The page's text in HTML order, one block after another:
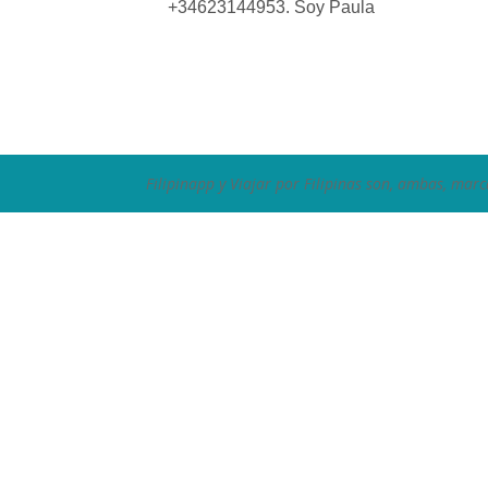
+34623144953. Soy Paula
Filipinapp y Viajar por Filipinas son, ambas,